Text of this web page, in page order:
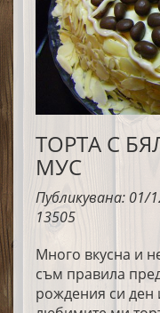
ТОРТА С
МУС
Публикувана: 01/
13505
Много вкусна и
съм правила
рождения си ден